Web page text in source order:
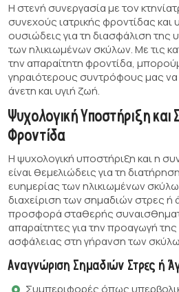
Η στενή συνεργασία με τον
συνεχούς ιατρικής φροντίδας και
ουσιώδεις για τη διασφάλιση της
των ηλικιωμένων σκύλων. Με τις
την απαραίτητη φροντίδα,
γηραιότερους συντρόφους μας
άνετη και υγιή ζωή.
Ψυχολογική Υποστήριξη και
Φροντίδα
Η ψυχολογική υποστήριξη και η
είναι θεμελιώδεις για τη
ευημερίας των ηλικιωμένων
διαχείριση των σημαδιών στρες ή
προσφορά σταθερής
απαραίτητες για την προαγωγή της
ασφάλειας στη γήρανση των
Αναγνώριση Σημαδιών Στρες ή